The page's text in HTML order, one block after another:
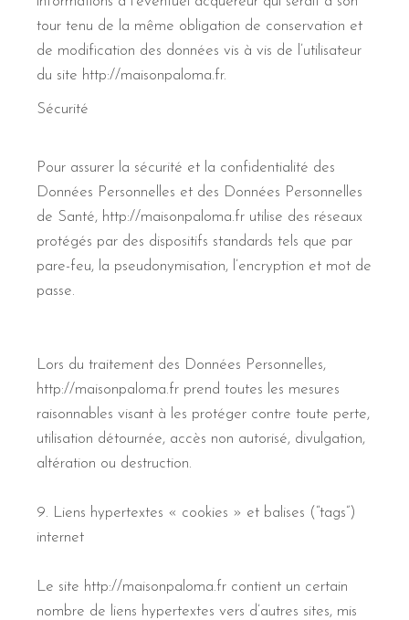
tour tenu de la même obligation de conservation et
de modification des données vis à vis de l’utilisateur
du site http://maisonpaloma.fr.
Sécurité
Pour assurer la sécurité et la confidentialité des
Données Personnelles et des Données Personnelles
de Santé, http://maisonpaloma.fr utilise des réseaux
protégés par des dispositifs standards tels que par
pare-feu, la pseudonymisation, l’encryption et mot de
passe.
Lors du traitement des Données Personnelles,
http://maisonpaloma.fr prend toutes les mesures
raisonnables visant à les protéger contre toute perte,
utilisation détournée, accès non autorisé, divulgation,
altération ou destruction.
9. Liens hypertextes « cookies » et balises (“tags”)
internet
Le site http://maisonpaloma.fr contient un certain
nombre de liens hypertextes vers d’autres sites, mis